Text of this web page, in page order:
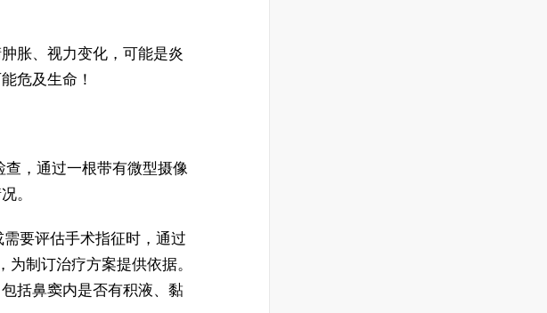
胀、视力变化，可能是炎
危及生命！
，通过一根带有微型摄像
。
要评估手术指征时，通过
制订治疗方案提供依据。
括鼻窦内是否有积液、黏